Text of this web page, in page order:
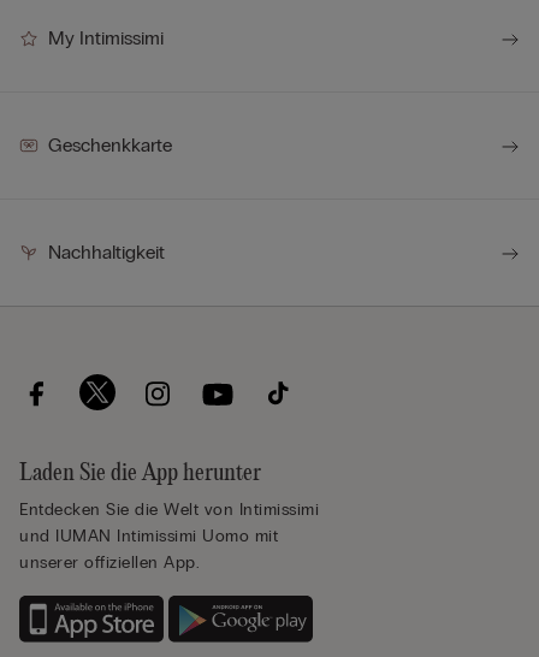
My Intimissimi
Geschenkkarte
Nachhaltigkeit
Laden Sie die App herunter
Entdecken Sie die Welt von Intimissimi
und IUMAN Intimissimi Uomo mit
unserer offiziellen App.